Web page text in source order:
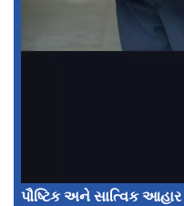
પૌષ્ટિક અને સાત્વિક આહાર